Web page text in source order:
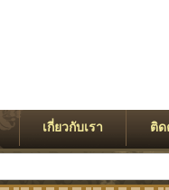
เกี่ยวกับเรา ติด